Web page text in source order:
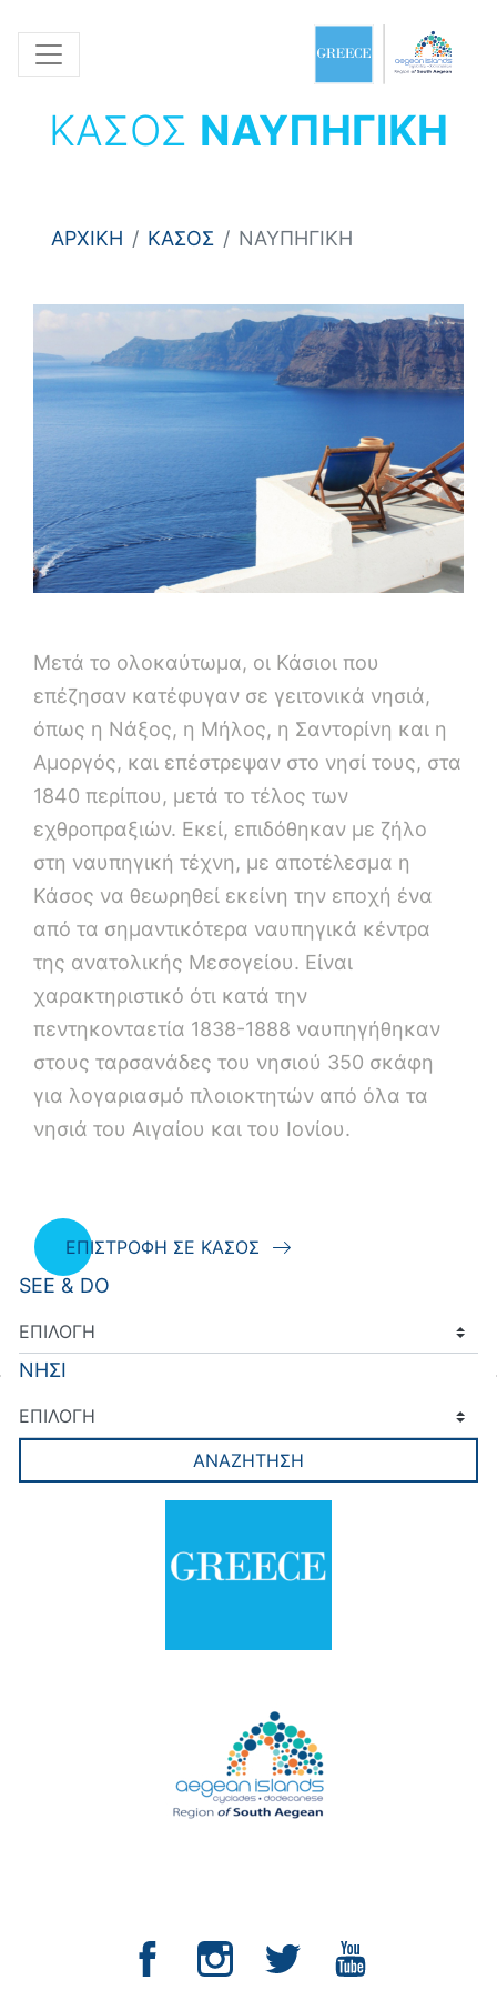
ΚΑΣΟΣ ΝΑΥΠΗΓΙΚΗ
ΑΡΧΙΚΗ ΚΑΣΟΣ ΝΑΥΠΗΓΙΚΗ
Μετά το ολοκαύτωμα, οι Κάσιοι που
επέζησαν κατέφυγαν σε γειτονικά νησιά,
όπως η Νάξος, η Μήλος, η Σαντορίνη και η
Αμοργός, και επέστρεψαν στο νησί τους, στα
1840 περίπου, μετά το τέλος των
εχθροπραξιών. Εκεί, επιδόθηκαν με ζήλο
στη ναυπηγική τέχνη, με αποτέλεσμα η
Κάσος να θεωρηθεί εκείνη την εποχή ένα
από τα σημαντικότερα ναυπηγικά κέντρα
της ανατολικής Μεσογείου. Είναι
χαρακτηριστικό ότι κατά την
πεντηκονταετία 1838-1888 ναυπηγήθηκαν
στους ταρσανάδες του νησιού 350 σκάφη
για λογαριασμό πλοιοκτητών από όλα τα
νησιά του Αιγαίου και του Ιονίου.
ΕΠΙΣΤΡΟΦΗ ΣΕ ΚΑΣΟΣ
SEE & DO
ΝΗΣΙ